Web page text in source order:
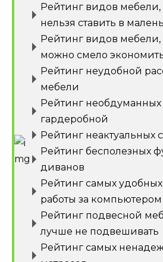
Рейтинг видов мебели,
нельзя ставить в
Рейтинг видов мебели,
можно смело
Рейтинг неудобной
мебели
Рейтинг
гардеробной
Рейтинг неактуальных
Рейтинг бесполезных
диванов
Рейтинг самых
работы за компьютером
Рейтинг подвесной
лучше не подвешивать
Рейтинг самых